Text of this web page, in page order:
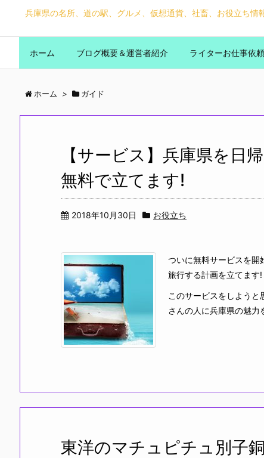
兵庫県の名所、道の駅、グルメ、仮想通貨、社畜、お役立ち情
ホーム ブログ概要＆運営者紹介 ライターお仕事依頼
ホーム > ガイド
【サービス】兵庫県を日
無料で立てます!
2018年10月30日 お役立ち
ついに無料サービスを開
旅行する計画を立てます!
このサービスをしようと
さんの人に兵庫県の魅力
東洋のマチュピチュ別子